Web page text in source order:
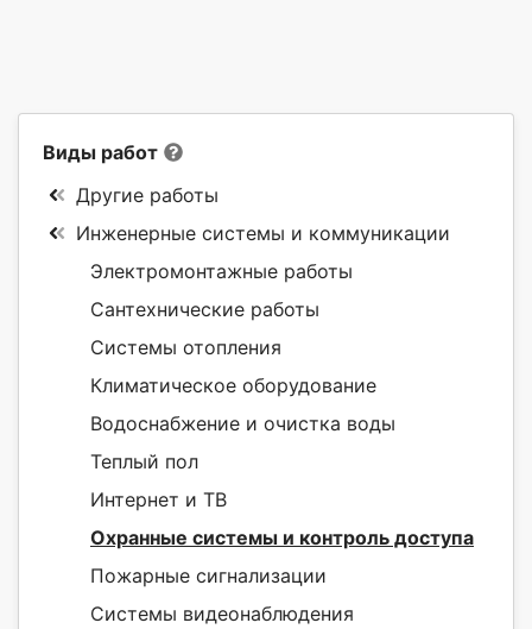
Виды работ
Другие работы
Инженерные системы и коммуникации
Электромонтажные работы
Сантехнические работы
Системы отопления
Климатическое оборудование
Водоснабжение и очистка воды
Теплый пол
Интернет и ТВ
Охранные системы и контроль доступа
Пожарные сигнализации
Системы видеонаблюдения